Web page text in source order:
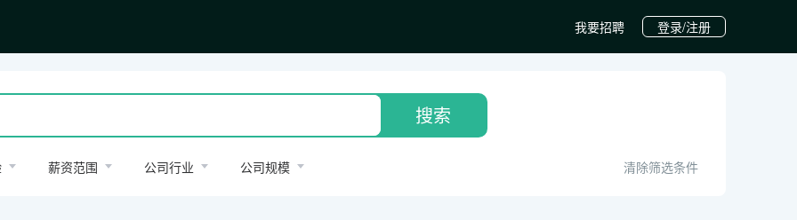
我要招聘 登录/注册
搜索
薪资范围 公司行业 公司规模 清除筛选条件